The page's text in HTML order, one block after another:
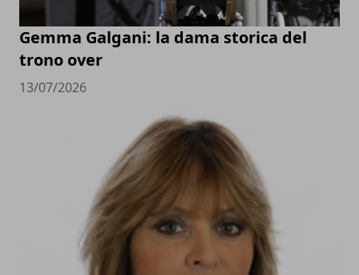
Gemma Galgani: la dama storica del
trono over
13/07/2026